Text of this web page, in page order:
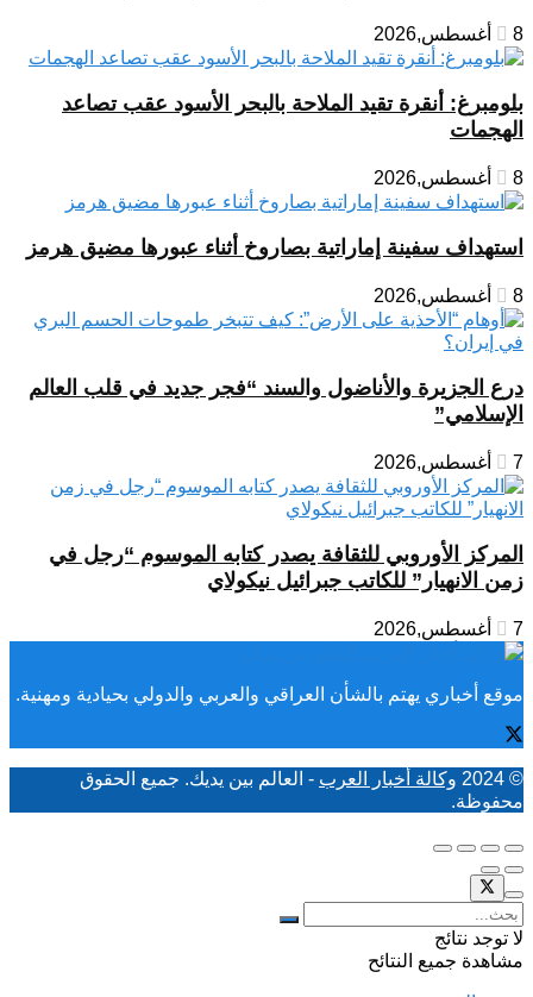
8 أغسطس,2026
بلومبرغ: أنقرة تقيد الملاحة بالبحر الأسود عقب تصاعد
الهجمات
8 أغسطس,2026
استهداف سفينة إماراتية بصاروخ أثناء عبورها مضيق هرمز
8 أغسطس,2026
درع الجزيرة والأناضول والسند “فجر جديد في قلب العالم
الإسلامي”
7 أغسطس,2026
المركز الأوروبي للثقافة يصدر كتابه الموسوم “رجل في
زمن الانهيار” للكاتب جبرائيل نيكولاي
7 أغسطس,2026
موقع أخباري يهتم بالشأن العراقي والعربي والدولي بحيادية ومهنية.
© 2024 وكالة أخبار العرب - العالم بين يديك. جميع الحقوق
محفوظة.
لا توجد نتائج
مشاهدة جميع النتائح